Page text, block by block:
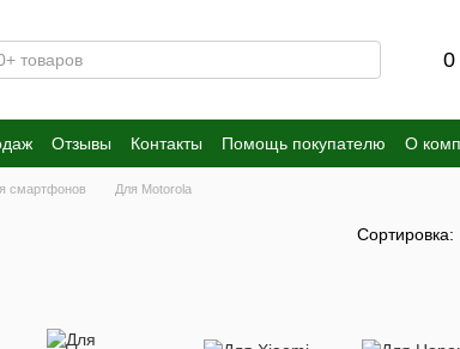
0
Отзывы Контакты Помощь покупателю О
смартфонов Для Motorola
Сортировка: